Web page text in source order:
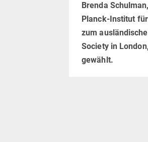
Brenda
Planck-Institut
zum
Society in
gewählt.